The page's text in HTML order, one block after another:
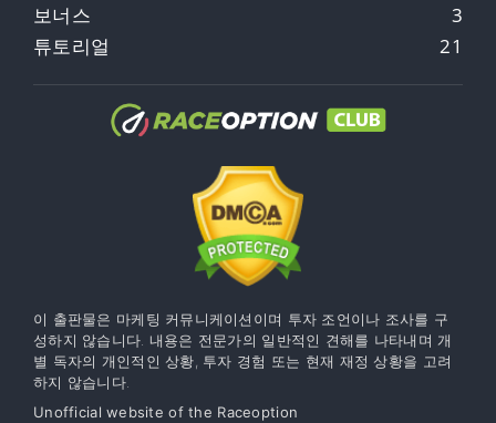
보너스
3
튜토리얼
21
이 출판물은 마케팅 커뮤니케이션이며 투자 조언이나 조사를 구
성하지 않습니다. 내용은 전문가의 일반적인 견해를 나타내며 개
별 독자의 개인적인 상황, 투자 경험 또는 현재 재정 상황을 고려
하지 않습니다.
Unofficial website of the Raceoption